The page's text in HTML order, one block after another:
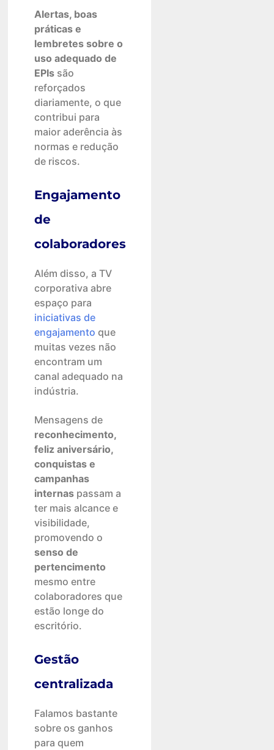
Alertas, boas
práticas e
lembretes sobre o
uso adequado de
EPIssão
reforçados
diariamente, o que
contribui para
maior aderência às
normas e redução
de riscos.
Engajamento
de
colaboradores
Além disso, a TV
corporativa abre
espaço para
iniciativas de
engajamento que
muitas vezes não
encontram um
canal adequado na
indústria.
Mensagens de
reconhecimento,
feliz aniversário,
conquistas e
campanhas
internas passam a
ter mais alcance e
visibilidade,
promovendo o
senso de
pertencimento
mesmo entre
colaboradores que
estão longe do
escritório.
Gestão
centralizada
Falamos bastante
sobre os ganhos
para quem